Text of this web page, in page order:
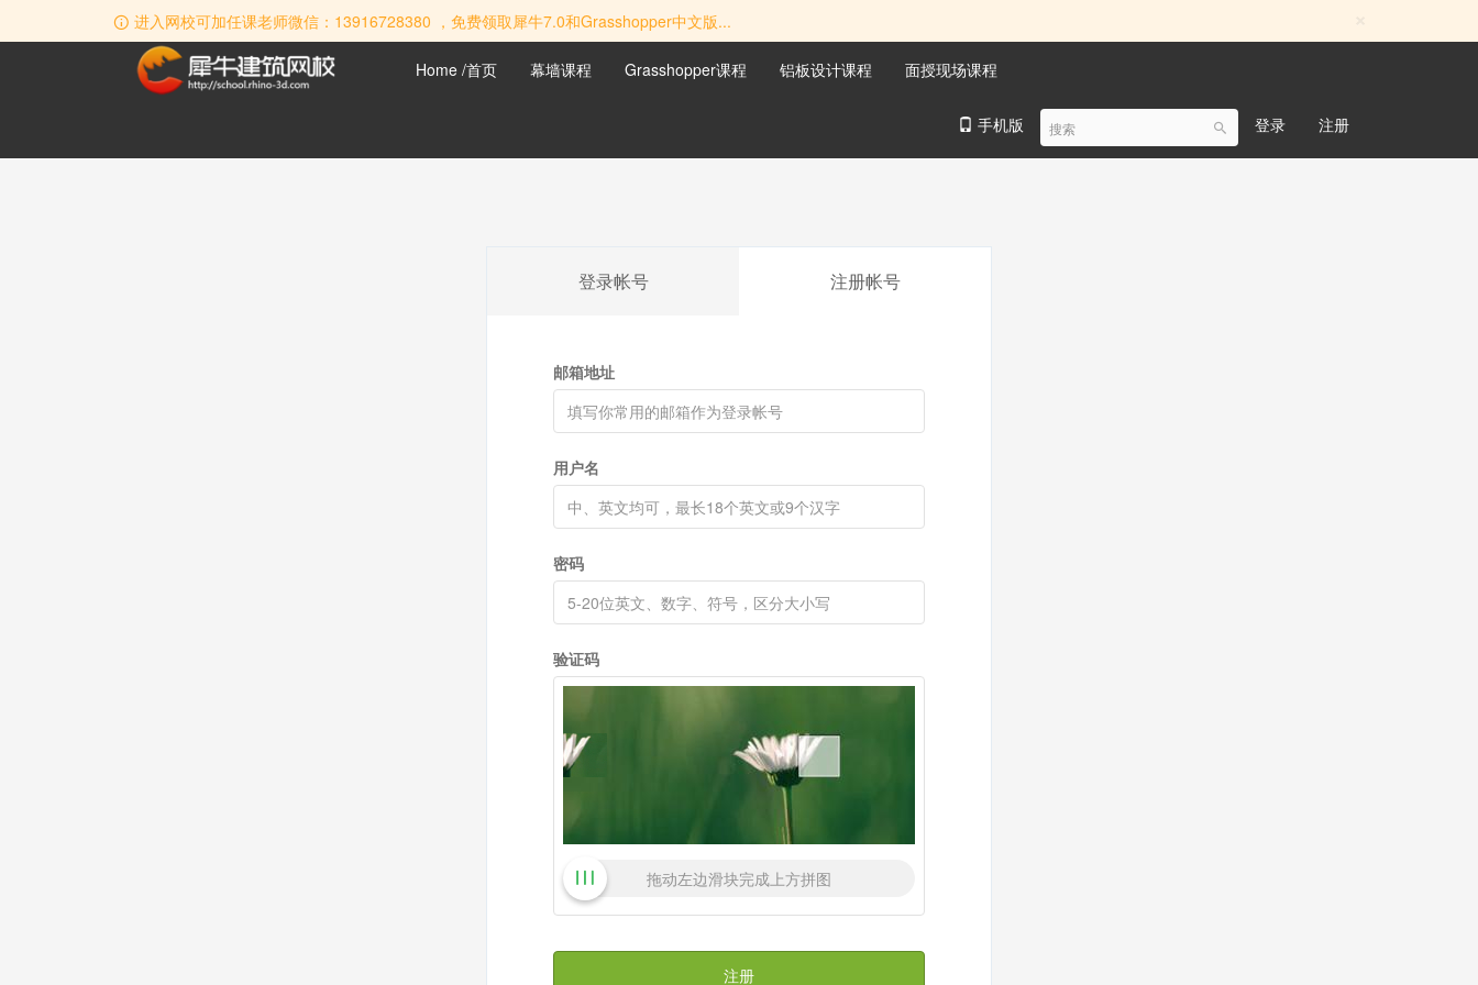
进入网校可加任课老师微信：13916728380 ，免费领取犀牛7.0和Grasshopper中文版...
Home /首页 幕墙课程 Grasshopper课程 铝板设计课程 面授现场课程
手机版 登录 注册
登录帐号 注册帐号
邮箱地址
用户名
密码
验证码
拖动左边滑块完成上方拼图
注册